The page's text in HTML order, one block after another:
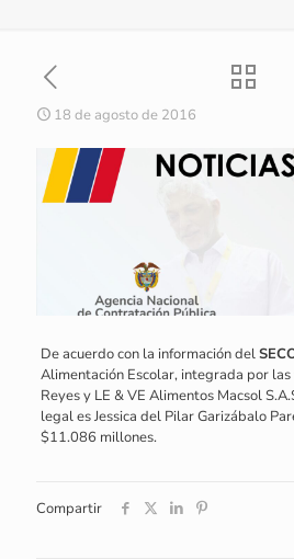
18 de agosto de 2016
De acuerdo con la información del
Alimentación Escolar, integrada por
Reyes y LE & VE Alimentos Macsol
legal es Jessica del Pilar Garizábalo
$11.086 millones.
Compartir